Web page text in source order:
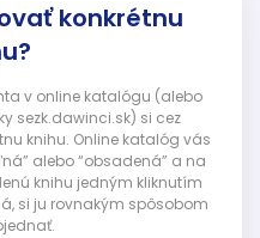
konkrétnu
v online katalógu (alebo
sezk.dawinci.sk) si cez
knihu. Online katalóg vás
alebo “obsadená” a na
knihu jedným kliknutím
si ju rovnakým spôsobom